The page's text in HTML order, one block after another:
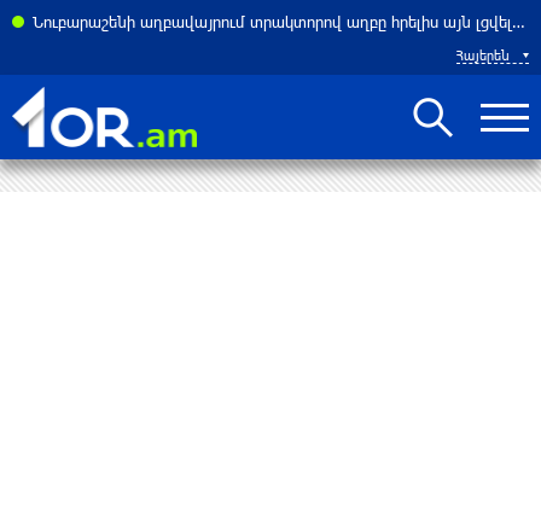
Նուբարաշենի աղբավայրում տրակտորով աղբը հրելիս այն լցվել է 29-ամյա աշխատակցի վրա. վերջինս մահացել է
Հայերեն